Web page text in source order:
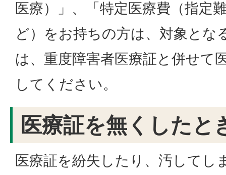
医療）」、「特定医療費（指定
ど）をお持ちの方は、対象とな
は、重度障害者医療証と併せて
してください。
医療証を無くしたと
医療証を紛失したり、汚してし